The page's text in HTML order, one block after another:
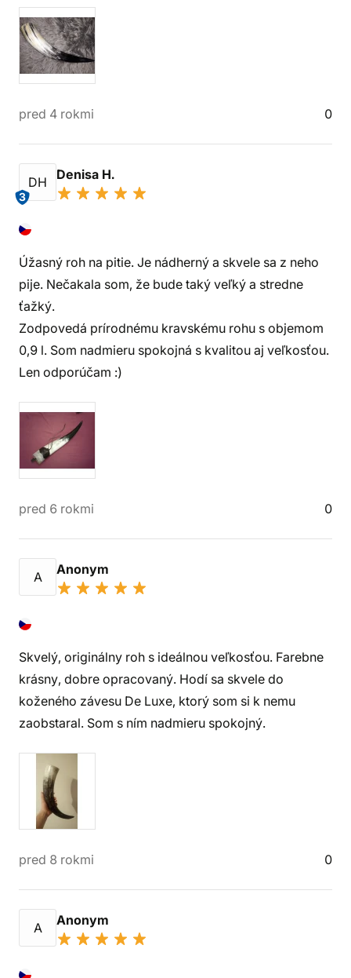
pred 4 rokmi 0
DH
3
Denisa H.
Úžasný roh na pitie. Je nádherný a skvele sa z neho
pije. Nečakala som, že bude taký veľký a stredne
ťažký.
Zodpovedá prírodnému kravskému rohu s objemom
0,9 l. Som nadmieru spokojná s kvalitou aj veľkosťou.
Len odporúčam :)
pred 6 rokmi 0
A Anonym
Skvelý, originálny roh s ideálnou veľkosťou. Farebne
krásny, dobre opracovaný. Hodí sa skvele do
koženého závesu De Luxe, ktorý som si k nemu
zaobstaral. Som s ním nadmieru spokojný.
pred 8 rokmi 0
A Anonym